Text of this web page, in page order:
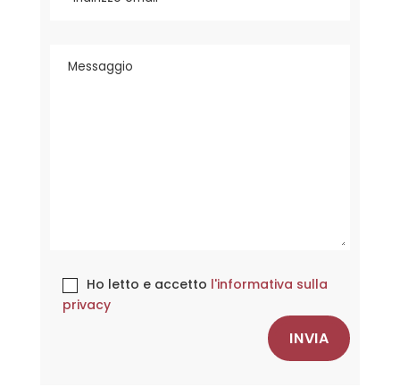
Ho letto e accetto l'informativa sulla
privacy